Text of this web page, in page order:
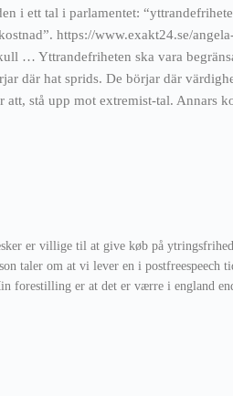
i ett tal i parlamentet:
https://www.exakt24.se/
… Yttrandefriheten ska vara
där hat sprids. De börjar där
stå upp mot extremist-tal. Annars
er villige til at give køb på
taler om at vi lever en i postfreespeech
forestilling er at det er værre i england